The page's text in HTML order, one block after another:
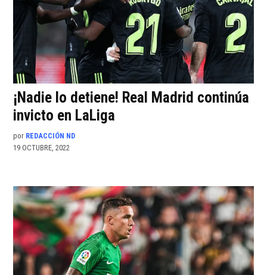
¡Nadie lo detiene! Real Madrid continúa
invicto en LaLiga
por REDACCIÓN ND
19 OCTUBRE, 2022